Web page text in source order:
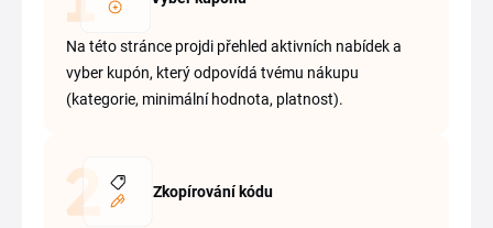
Na této stránce projdi přehled aktivních nabídek a
vyber kupón, který odpovídá tvému nákupu
(kategorie, minimální hodnota, platnost).
Zkopírování kódu